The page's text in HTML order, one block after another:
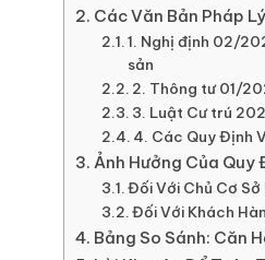
Các Văn Bản Pháp
1. Nghị định 02/
sản
2. Thông tư 01/
3. Luật Cư trú
4. Các Quy Định
Ảnh Hưởng Của Quy
Đối Với Chủ Cơ Sở
Đối Với Khách
Bảng So Sánh: Căn